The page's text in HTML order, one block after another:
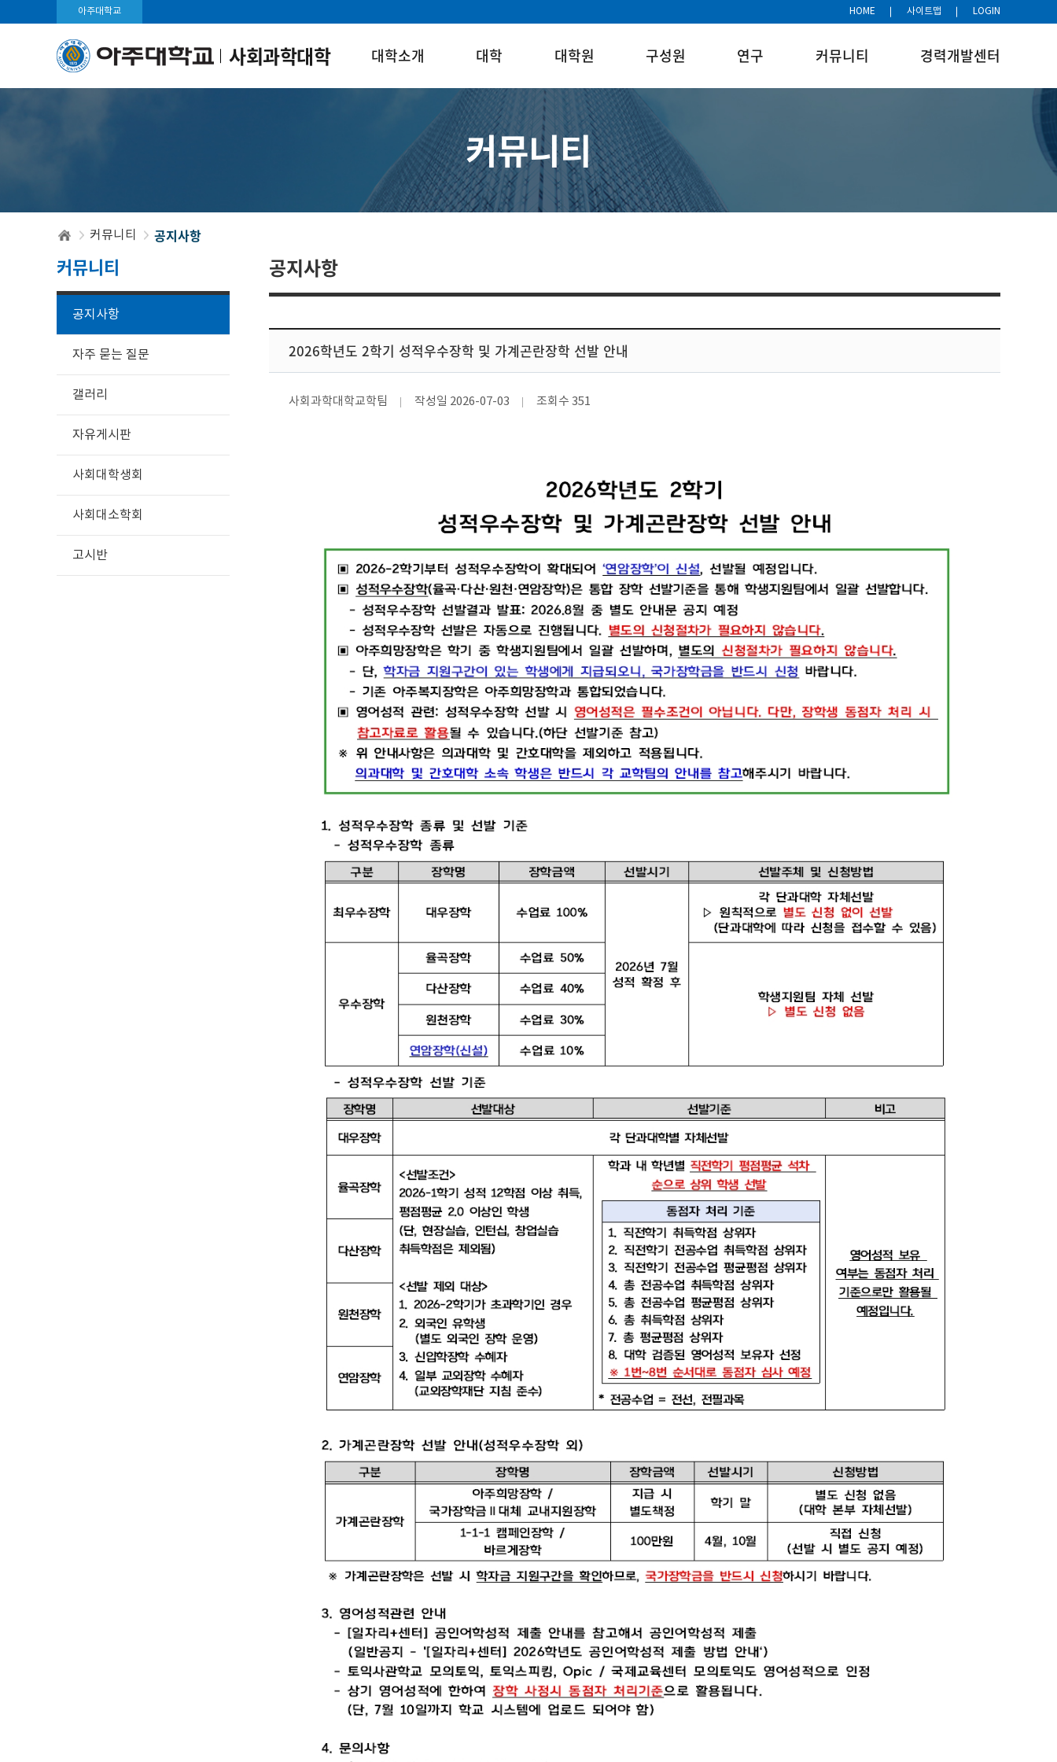
아주대학교 HOME 사이트맵 LOGIN
사회과학대학 대학소개 대학 대학원 구성원 연구 커뮤니티 경력개발센터
커뮤니티
커뮤니티 공지사항
커뮤니티
공지사항
자주 묻는 질문
갤러리
자유게시판
사회대학생회
사회대소학회
고시반
공지사항
2026학년도 2학기 성적우수장학 및 가계곤란장학 선발 안내
사회과학대학교학팀 작성일 2026-07-03 조회수 351